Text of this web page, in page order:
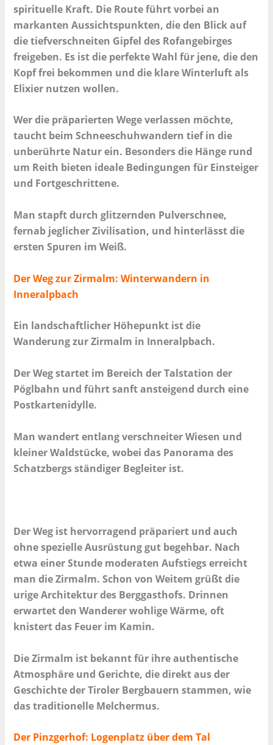
spirituelle Kraft. Die Route führt vorbei an
markanten Aussichtspunkten, die den Blick auf
die tiefverschneiten Gipfel des Rofangebirges
freigeben. Es ist die perfekte Wahl für jene, die den
Kopf frei bekommen und die klare Winterluft als
Elixier nutzen wollen.
Wer die präparierten Wege verlassen möchte,
taucht beimSchneeschuhwandern tief in die
unberührte Natur ein. Besonders die Hänge rund
um Reith bieten ideale Bedingungen für Einsteiger
und Fortgeschrittene.
Man stapft durch glitzernden Pulverschnee,
fernab jeglicher Zivilisation, und hinterlässt die
ersten Spuren im Weiß.
Der Weg zur Zirmalm: Winterwandern in
Inneralpbach
Ein landschaftlicher Höhepunkt ist die
Wanderung zur Zirmalm in Inneralpbach.
Der Weg startet im Bereich der Talstation der
Pöglbahn und führt sanft ansteigend durch eine
Postkartenidylle.
Man wandert entlang verschneiter Wiesen und
kleiner Waldstücke, wobei das Panorama des
Schatzbergs ständiger Begleiter ist.
Der Weg ist hervorragend präpariert und auch
ohne spezielle Ausrüstung gut begehbar. Nach
etwa einer Stunde moderaten Aufstiegs erreicht
man die Zirmalm. Schon von Weitem grüßt die
urige Architektur des Berggasthofs. Drinnen
erwartet den Wanderer wohlige Wärme, oft
knistert das Feuer im Kamin.
Die Zirmalm ist bekannt für ihre authentische
Atmosphäre und Gerichte, die direkt aus der
Geschichte der Tiroler Bergbauern stammen, wie
das traditionelle Melchermus.
Der Pinzgerhof: Logenplatz über dem Tal